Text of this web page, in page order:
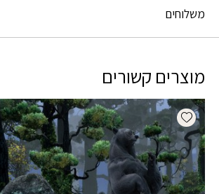
משלוחים
מוצרים קשורים
Add wishlist